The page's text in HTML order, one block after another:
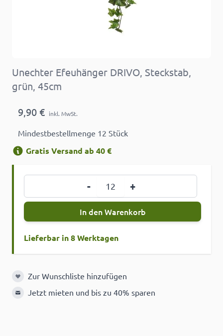
Unechter Efeuhänger DRIVO, Steckstab,
grün, 45cm
9,90 € inkl. MwSt.
Mindestbestellmenge 12 Stück
Gratis Versand ab 40 €
- +
In den Warenkorb
Lieferbar in 8 Werktagen
Zur Wunschliste hinzufügen
Zur Wunschliste hinzufügen
Jetzt mieten und bis zu 40% sparen